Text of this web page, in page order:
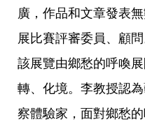
廣，作品和文章發表
展比賽評審委員、顧問
該展覽由鄉愁的呼喚
轉、化境。李教授認
察體驗家，面對鄉愁